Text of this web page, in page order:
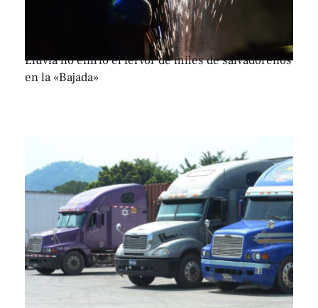
Lluvia no enfrió el fervor de miles de salvadoreños
en la «Bajada»